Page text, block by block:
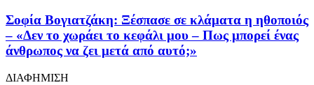
Σοφία Βογιατζάκη: Ξέσπασε σε κλάματα η ηθοποιός
– «Δεν το χωράει το κεφάλι μου – Πως μπορεί ένας
άνθρωπος να ζει μετά από αυτό;»
ΔΙΑΦΗΜΙΣΗ